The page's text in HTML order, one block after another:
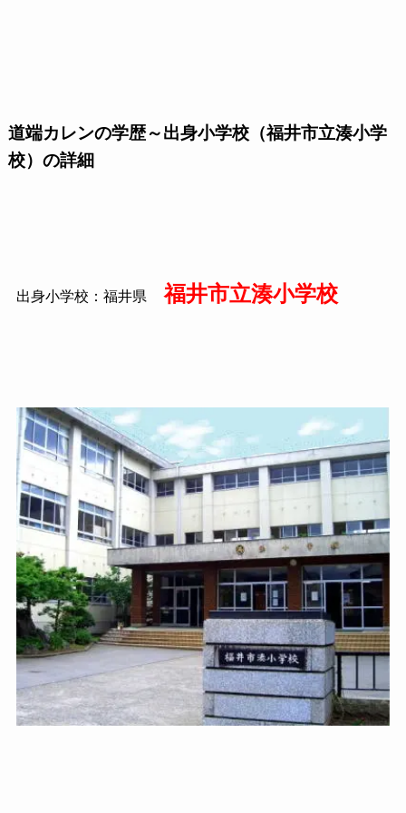
道端カレンの学歴～出身小学校（福井市立湊小学
校）の詳細
出身小学校：福井県 福井市立湊小学校